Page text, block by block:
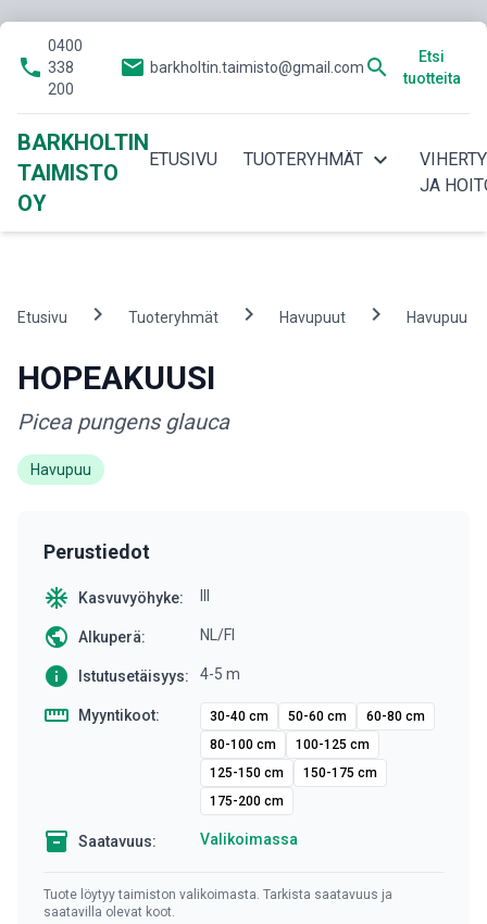
phone
0400
338
200
email barkholtin.taimisto@gmail.com search
Etsi
tuotteita
BARKHOLTIN
TAIMISTO
OY
ETUSIVU TUOTERYHMÄT expand_more
JA
Etusivu chevron_right Tuoteryhmät chevron_right Havupuut chevron_right Havupuu
HOPEAKUUSI
Picea pungens glauca
Havupuu
Perustiedot
ac_unit Kasvuvyöhyke:
public Alkuperä: NL/FI
info Istutusetäisyys: 4-5 m
straighten Myyntikoot: 30-40 cm 50-60 cm
60-80 cm
80-100 cm
100-125 cm
125-150 cm
150-175 cm
175-200 cm
inventory Saatavuus: Valikoimassa
Tuote löytyy taimiston valikoimasta. Tarkista saatavuus ja
saatavilla olevat koot.